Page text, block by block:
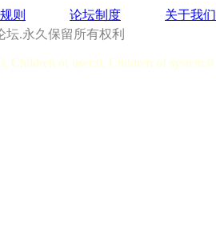
则 论坛制度
关于我们
坛.永久保留所有权利
Children of user:0, Children of system:0